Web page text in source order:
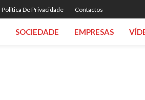
Politica De Privacidade Contactos
SOCIEDADE EMPRESAS